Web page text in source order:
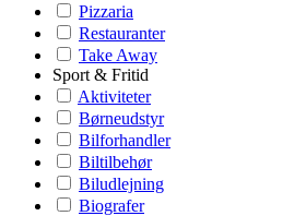
Pizzaria
Restauranter
Take Away
Sport & Fritid
Aktiviteter
Børneudstyr
Bilforhandler
Biltilbehør
Biludlejning
Biografer